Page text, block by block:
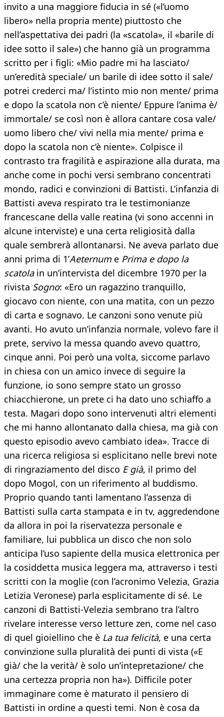
invito a una maggiore fiducia in sé («l’uomo
libero» nella propria mente) piuttosto che
nell’aspettativa dei padri (la «scatola», il «barile di
idee sotto il sale») che hanno già un programma
scritto per i figli: «Mio padre mi ha lasciato/
un’eredità speciale/ un barile di idee sotto il sale/
potrei crederci ma/ l’istinto mio non mente/ prima
e dopo la scatola non c’è niente/ Eppure l’anima è/
immortale/ se così non è allora cantare cosa vale/
uomo libero che/ vivi nella mia mente/ prima e
dopo la scatola non c’è niente». Colpisce il
contrasto tra fragilità e aspirazione alla durata, ma
anche come in pochi versi sembrano concentrati
mondo, radici e convinzioni di Battisti. L’infanzia di
Battisti aveva respirato tra le testimonianze
francescane della valle reatina (vi sono accenni in
alcune interviste) e una certa religiosità dalla
quale sembrerà allontanarsi. Ne aveva parlato due
anni prima di 1’Aeternume Prima e dopo la
scatolain un’intervista del dicembre 1970 per la
rivista Sogno: «Ero un ragazzino tranquillo,
giocavo con niente, con una matita, con un pezzo
di carta e sognavo. Le canzoni sono venute più
avanti. Ho avuto un’infanzia normale, volevo fare il
prete, servivo la messa quando avevo quattro,
cinque anni. Poi però una volta, siccome parlavo
in chiesa con un amico invece di seguire la
funzione, io sono sempre stato un grosso
chiacchierone, un prete ci ha dato uno schiaffo a
testa. Magari dopo sono intervenuti altri elementi
che mi hanno allontanato dalla chiesa, ma già con
questo episodio avevo cambiato idea». Tracce di
una ricerca religiosa si esplicitano nelle brevi note
di ringraziamento del disco E già, il primo del
dopo Mogol, con un riferimento al buddismo.
Proprio quando tanti lamentano l’assenza di
Battisti sulla carta stampata e in tv, aggredendone
da allora in poi la riservatezza personale e
familiare, lui pubblica un disco che non solo
anticipa l’uso sapiente della musica elettronica per
la cosiddetta musica leggera ma, attraverso i testi
scritti con la moglie (con l’acronimo Velezia, Grazia
Letizia Veronese) parla esplicitamente di sé. Le
canzoni di Battisti-Velezia sembrano tra l’altro
rivelare interesse verso letture zen, come nel caso
di quel gioiellino che è La tua felicità, e una certa
convinzione sulla pluralità dei punti di vista («E
già/ che la verità/ è solo un’intepretazione/ che
una certezza propria non ha»). Difficile poter
immaginare come è maturato il pensiero di
Battisti in ordine a questi temi. Non è cosa da